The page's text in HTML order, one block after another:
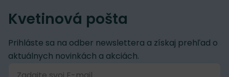
Kvetinová pošta
Prihláste sa na odber newslettera a získaj prehľad o
aktuálnych novinkách a akciách.